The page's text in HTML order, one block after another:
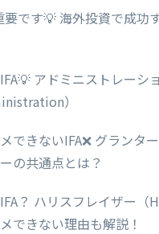
要です💡 海外投資で成功
アドミニストレーシ
）
できないIFA❌ グランタ
の共通点とは？
？ ハリスフレイザー（
できない理由も解説！